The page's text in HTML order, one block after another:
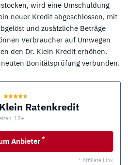
wird eine Umschuldung
neuer Kredit abgeschlossen, mit
und zusätzliche Beträge
Verbraucher auf Umwegen
den Dr. Klein Kredit erhöhen.
Bonitätsprüfung verbunden.
Ratenkredit
18+
Anbieter *
* Affiliate Link